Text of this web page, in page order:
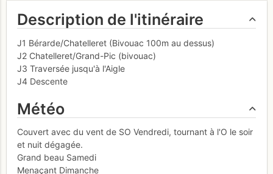
Description de l'itinéraire
J1 Bérarde/Chatelleret (Bivouac 100m au dessus)
J2 Chatelleret/Grand-Pic (bivouac)
J3 Traversée jusqu'à l'Aigle
J4 Descente
Météo
Couvert avec du vent de SO Vendredi, tournant à l'O le soir
et nuit dégagée.
Grand beau Samedi
Menaçant Dimanche